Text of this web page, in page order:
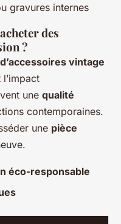
gravures internes
des
?
vintage
une qualité
contemporaines.
une pièce
éco-responsable